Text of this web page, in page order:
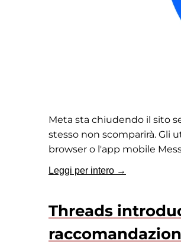
Meta sta chiudendo il sito
stesso non scomparirà. Gli
browser o l'app mobile
Leggi per intero →
Threads